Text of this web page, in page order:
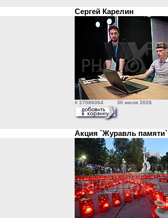
Сергей Карелин
# 27086064 30 июля 2026
Акция `Журавль памяти`